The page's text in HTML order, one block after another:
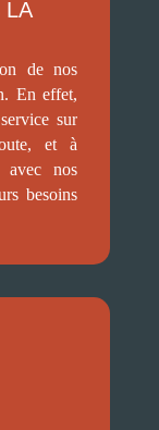
LA
de nos
En effet,
sur
et à
avec nos
besoins